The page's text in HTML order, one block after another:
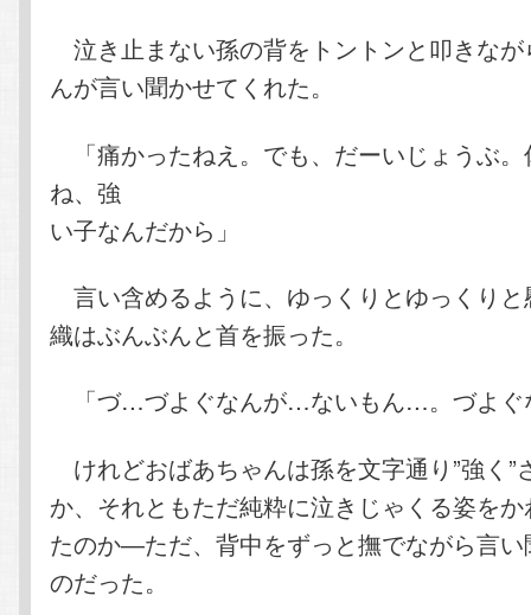
泣き止まない孫の背をトントンと叩きな
んが言い聞かせてくれた。
「痛かったねえ。でも、だーいじょうぶ
ね、強
い子なんだから」
言い含めるように、ゆっくりとゆっくり
織はぶんぶんと首を振った。
「づ…づよぐなんが…ないもん…。づよ
けれどおばあちゃんは孫を文字通り”強く”
か、それともただ純粋に泣きじゃくる姿を
たのか―ただ、背中をずっと撫でながら言
のだった。